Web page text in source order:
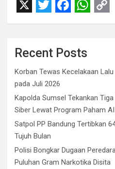
X T
i
t
t
e
r
F
c
e
b
o
o
k
W
a
t
A
p
p
C
y
i
n
k
Recent Posts
Korban Tewas Kecelakaan
pada Juli 2026
Kapolda Sumsel Tekankan
Siber Lewat Program Paham AI
Satpol PP Bandung Tertibkan
Tujuh Bulan
Polisi Bongkar Dugaan
Puluhan Gram Narkotika Disita